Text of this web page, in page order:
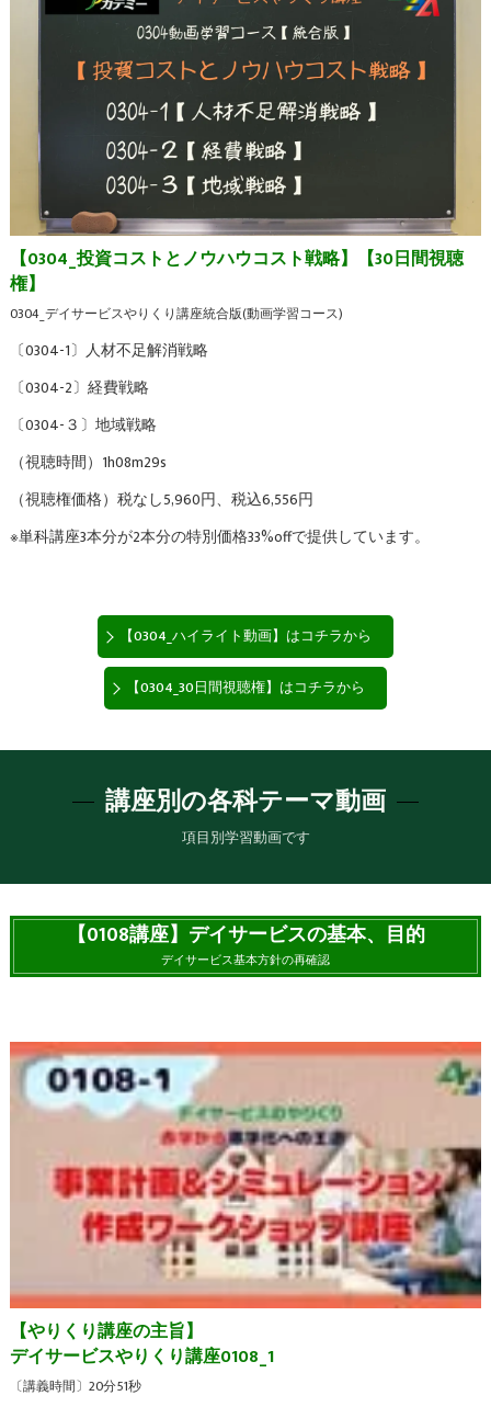
【0304_投資コストとノウハウコスト戦略】【30日間視聴
権】
0304_デイサービスやりくり講座統合版(動画学習コース)
〔0304-1〕人材不足解消戦略
〔0304-2〕経費戦略
〔0304-３〕地域戦略
（視聴時間）1h08m29s
（視聴権価格）税なし5,960円、税込6,556円
※単科講座3本分が2本分の特別価格33%offで提供しています。
【0304_ハイライト動画】はコチラから
【0304_30日間視聴権】はコチラから
講座別の各科テーマ動画
項目別学習動画です
【0108講座】デイサービスの基本、目的
デイサービス基本方針の再確認
【やりくり講座の主旨】
デイサービスやりくり講座0108_1
〔講義時間〕20分51秒